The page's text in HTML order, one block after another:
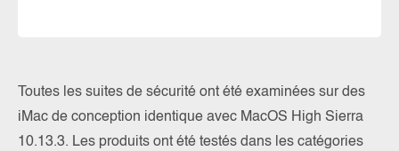
Toutes les suites de sécurité ont été examinées sur des
iMac de conception identique avec MacOS High Sierra
10.13.3. Les produits ont été testés dans les catégories